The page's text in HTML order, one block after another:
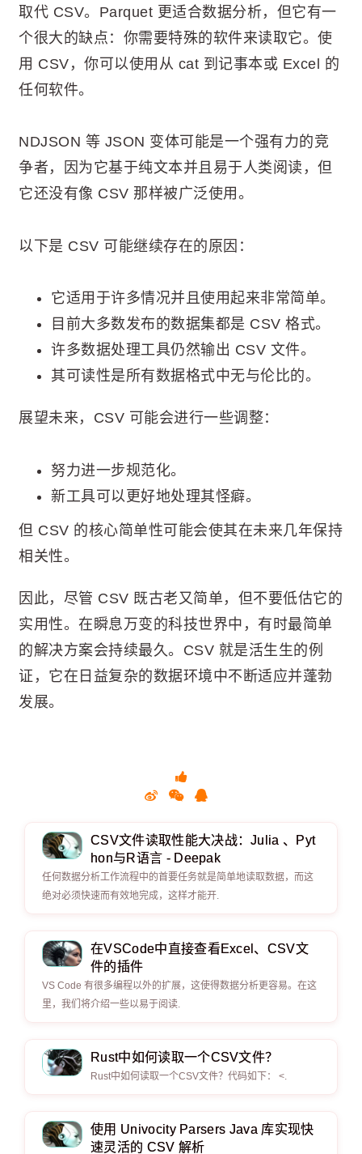
取代 CSV。Parquet 更适合数据分析，但它有一
个很大的缺点：你需要特殊的软件来读取它。使
用 CSV，你可以使用从 cat 到记事本或 Excel 的
任何软件。
NDJSON 等 JSON 变体可能是一个强有力的竞
争者，因为它基于纯文本并且易于人类阅读，但
它还没有像 CSV 那样被广泛使用。
以下是 CSV 可能继续存在的原因：
它适用于许多情况并且使用起来非常简单。
目前大多数发布的数据集都是 CSV 格式。
许多数据处理工具仍然输出 CSV 文件。
其可读性是所有数据格式中无与伦比的。
展望未来，CSV 可能会进行一些调整：
努力进一步规范化。
新工具可以更好地处理其怪癖。
但 CSV 的核心简单性可能会使其在未来几年保持
相关性。
因此，尽管 CSV 既古老又简单，但不要低估它的
实用性。在瞬息万变的科技世界中，有时最简单
的解决方案会持续最久。CSV 就是活生生的例
证，它在日益复杂的数据环境中不断适应并蓬勃
发展。
CSV文件读取性能大决战：Julia 、Pyt
hon与R语言 - Deepak
任何数据分析工作流程中的首要任务就是简单地读取数据，而这
绝对必须快速而有效地完成，这样才能开.
在VSCode中直接查看Excel、CSV文
件的插件
VS Code 有很多编程以外的扩展，这使得数据分析更容易。在这
里，我们将介绍一些以易于阅读.
Rust中如何读取一个CSV文件？
Rust中如何读取一个CSV文件？代码如下： <.
使用 Univocity Parsers Java 库实现快
速灵活的 CSV 解析